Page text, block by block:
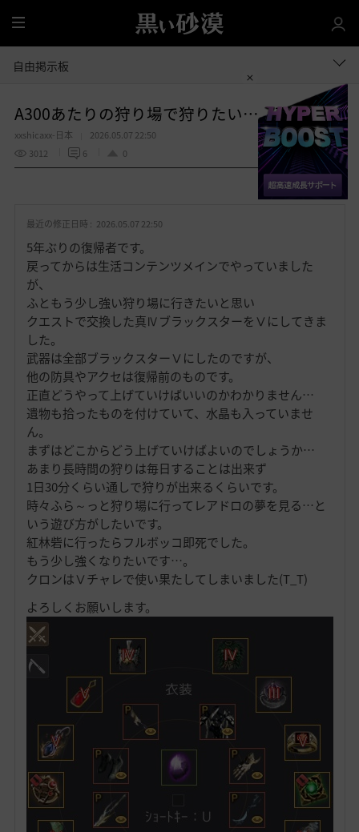
全
体
自由掲示板
A300あたりの狩り場で狩りたい… 現在A277
xxshicaxx-日本
2026.05.07 22:50
3012
6 0
お
り
共有する
最近の修正日時 : 2026.05.07 22:50
5年ぶりの復帰者です。
戻ってからは生活コンテンツメインでやっていました
が、
ふともう少し強い狩り場に行きたいと思い
クエストで交換した真ⅣブラックスターをⅤにしてきま
した。
武器は全部ブラックスターⅤにしたのですが、
他の防具やアクセは復帰前のものです。
正直どうやって上げていけばいいのかわかりません…
遺物も拾ったものを付けていて、水晶も入っていませ
ん。
まずはどこからどう上げていけばよいのでしょうか…
あまり長時間の狩りは毎日することは出来ず
1日30分くらい通しで狩りが出来るくらいです。
時々ふら～っと狩り場に行ってレアドロの夢を見る…と
いう遊び方がしたいです。
紅林砦に行ったらフルボッコ即死でした。
もう少し強くなりたいです…。
クロンはⅤチャレで使い果たしてしまいました(T_T)
よろしくお願いします。